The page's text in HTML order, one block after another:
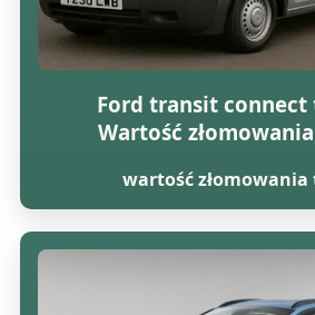
Ford transit connect
Wartość
wartość złomowania